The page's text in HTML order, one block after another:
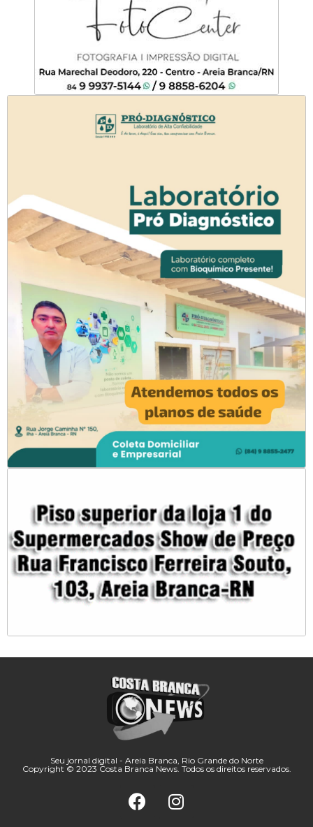
Seu jornal digital - Areia Branca, Rio Grande do Norte
Copyright © 2023 Costa Branca News. Todos os direitos reservados.